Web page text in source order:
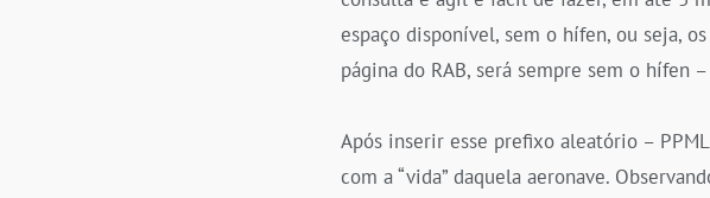
espaço disponível, sem o hífen, ou seja,
página do RAB, será sempre sem o hífen –
Após inserir esse prefixo aleatório –
com a “vida” daquela aeronave.